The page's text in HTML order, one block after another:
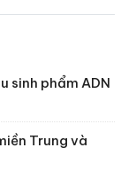
sinh phẩm ADN
Trung và